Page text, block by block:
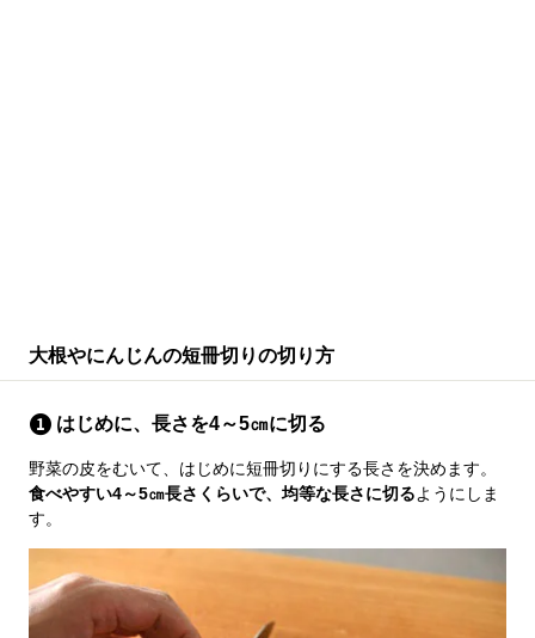
大根やにんじんの短冊切りの切り方
はじめに、長さを4～5㎝に切る
野菜の皮をむいて、はじめに短冊切りにする長さを決めます。
食べやすい4～5㎝長さくらいで、均等な長さに切るようにしま
す。